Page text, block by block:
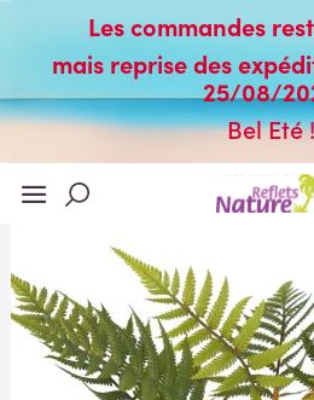
Les commandes
mais reprise des
25/08/
Bel Eté !